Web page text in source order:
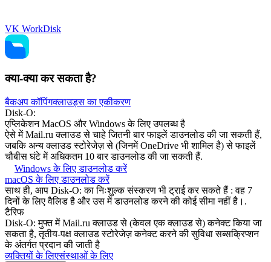
VK WorkDisk
क्या-क्या कर सकता है?
बैकअप कॉपिंगक्लाउड्स का एकीकरण
Disk-О:
एप्लिकेशन MacOS और Windowsके लिए उपलब्ध है
ऐसे में Mail.ru क्लाउड से चाहे जितनी बार फाइलें डाउनलोड की जा सकती हैं,
जबकि अन्य क्लाउड स्टोरेजेज़ से (जिनमेंOneDrive भी शामिल है) से फाइलें
चौबीस घंटे में अधिकतम 10 बार डाउनलोड की जा सकती हैं.
Windows के लिए डाउनलोड करें
macOS के लिए डाउनलोड करें
साथ ही, आप Disk-O: का निःशुल्क संस्करण भी ट्राई कर सकते हैं : वह 7
दिनों के लिए वैलिड है और उस में डाउनलोड करने की कोई सीमा नहीं है।.
टैरिफ
Disk-O: मुफ्त में Mail.ru क्लाउड से (केवल एक क्लाउड से) कनेक्ट किया जा
सकता है, तृतीय-पक्ष क्लाउड स्टोरेजेज़ कनेक्ट करने की सुविधा सब्सक्रिप्शन
के अंतर्गत प्रदान की जाती है
व्यक्तियों के लिएसंस्थाओं के लिए